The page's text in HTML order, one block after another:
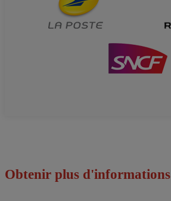
Obtenir plus d'informations